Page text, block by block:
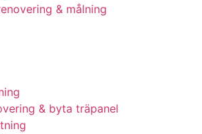
& målning
& byta träpanel